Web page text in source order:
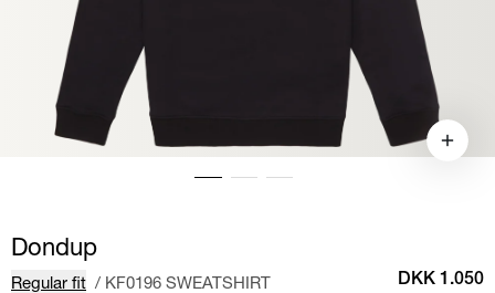
Dondup
Regular fit / KF0196 SWEATSHIRT DKK 1.050